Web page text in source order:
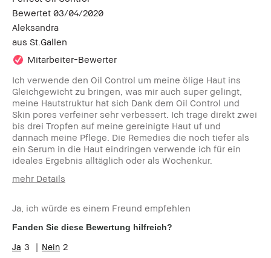
Bewertet 03/04/2020
Aleksandra
aus St.Gallen
Mitarbeiter-Bewerter
Ich verwende den Oil Control um meine ölige Haut ins
Gleichgewicht zu bringen, was mir auch super gelingt,
meine Hautstruktur hat sich Dank dem Oil Control und
Skin pores verfeiner sehr verbessert. Ich trage direkt zwei
bis drei Tropfen auf meine gereinigte Haut uf und
dannach meine Pflege. Die Remedies die noch tiefer als
ein Serum in die Haut eindringen verwende ich für ein
ideales Ergebnis alltäglich oder als Wochenkur.
mehr Details
Ja, ich würde es einem Freund empfehlen
Fanden Sie diese Bewertung hilfreich?
3 2